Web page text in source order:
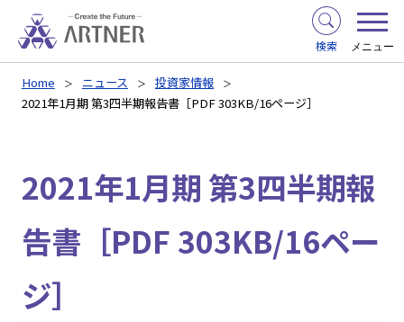
検索 メニュー
Home ニュース
投資家情報
2021年1月期 第3四半期報告書［PDF 303KB/16ページ］
2021年1月期 第3四半期報
告書［PDF 303KB/16ペー
ジ］